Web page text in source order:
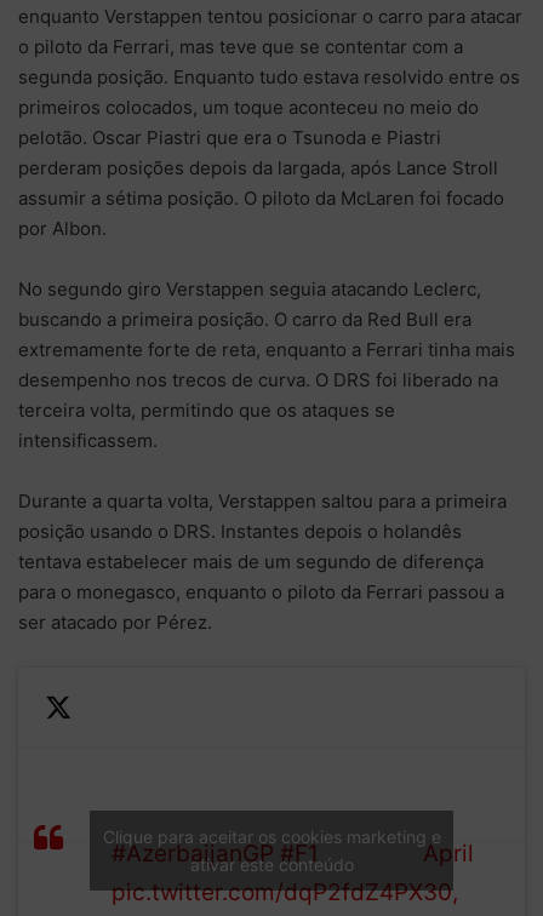
enquanto Verstappen tentou posicionar o carro para atacar
o piloto da Ferrari, mas teve que se contentar com a
segunda posição. Enquanto tudo estava resolvido entre os
primeiros colocados, um toque aconteceu no meio do
pelotão. Oscar Piastri que era o Tsunoda e Piastri
perderam posições depois da largada, após Lance Stroll
assumir a sétima posição. O piloto da McLaren foi focado
por Albon.
No segundo giro Verstappen seguia atacando Leclerc,
buscando a primeira posição. O carro da Red Bull era
extremamente forte de reta, enquanto a Ferrari tinha mais
desempenho nos trecos de curva. O DRS foi liberado na
terceira volta, permitindo que os ataques se
intensificassem.
Durante a quarta volta, Verstappen saltou para a primeira
posição usando o DRS. Instantes depois o holandês
tentava estabelecer mais de um segundo de diferença
para o monegasco, enquanto o piloto da Ferrari passou a
ser atacado por Pérez.
LAP
4/51
Leclerc and leads!
#AzerbaijanGP #F1
pic.twitter.com/dqP2fdZ4PX
1 (@F1)
April
30,
Clique para aceitar os cookies marketing e
ativar este conteúdo